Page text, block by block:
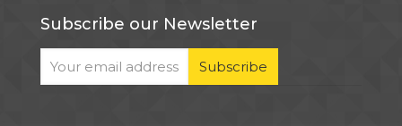
Subscribe our Newsletter